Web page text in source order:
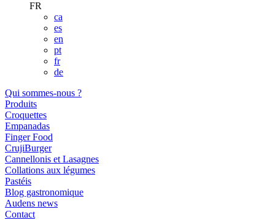
FR
ca
es
en
pt
fr
de
Qui sommes-nous ?
Produits
Croquettes
Empanadas
Finger Food
CrujiBurger
Cannellonis et Lasagnes
Collations aux légumes
Pastéis
Blog gastronomique
Audens news
Contact